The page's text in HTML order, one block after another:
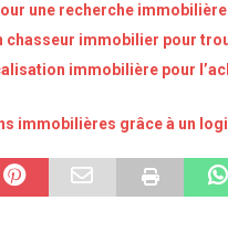
une recherche
chasseur immobilier pour
immobilière pour
immobilières grâce à un